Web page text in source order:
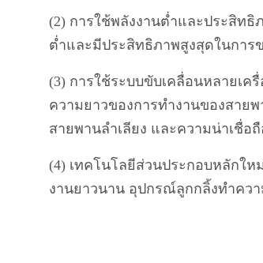
(2) การใช้พลังงานต่ำและประสิท
ต่ำและมีประสิทธิภาพสูงสุดในการ
(3) การใช้ระบบขับเคลื่อนหลายเค
ความยาวของการทำงานของสาย
สายพานลำเลียง และความน่าเชื่อ
(4) เทคโนโลยีส่วนประกอบหลักใ
งานยาวนาน อุปกรณ์ลูกกลิ้งทำคว